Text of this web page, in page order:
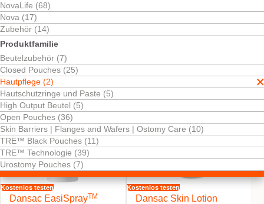
NovaLife (68)
Nova (17)
Zubehör (14)
Produktfamilie
Beutelzubehör (7)
Closed Pouches (25)
Hautpflege (2)
Hautschutzringe und Paste (5)
High Output Beutel (5)
Open Pouches (36)
Skin Barriers | Flanges and Wafers | Ostomy Care (10)
TRE™ Black Pouches (11)
TRE™ Technologie (39)
Urostomy Pouches (7)
Sortieren nach:
Kostenlos testen
Dansac EasiSprayTM
Kostenlos testen
Dansac Skin Lotion